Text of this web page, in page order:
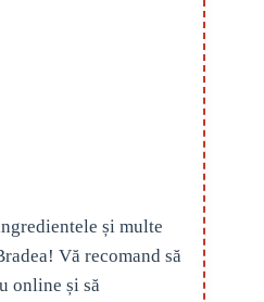
și multe
Vă recomand să
online și să